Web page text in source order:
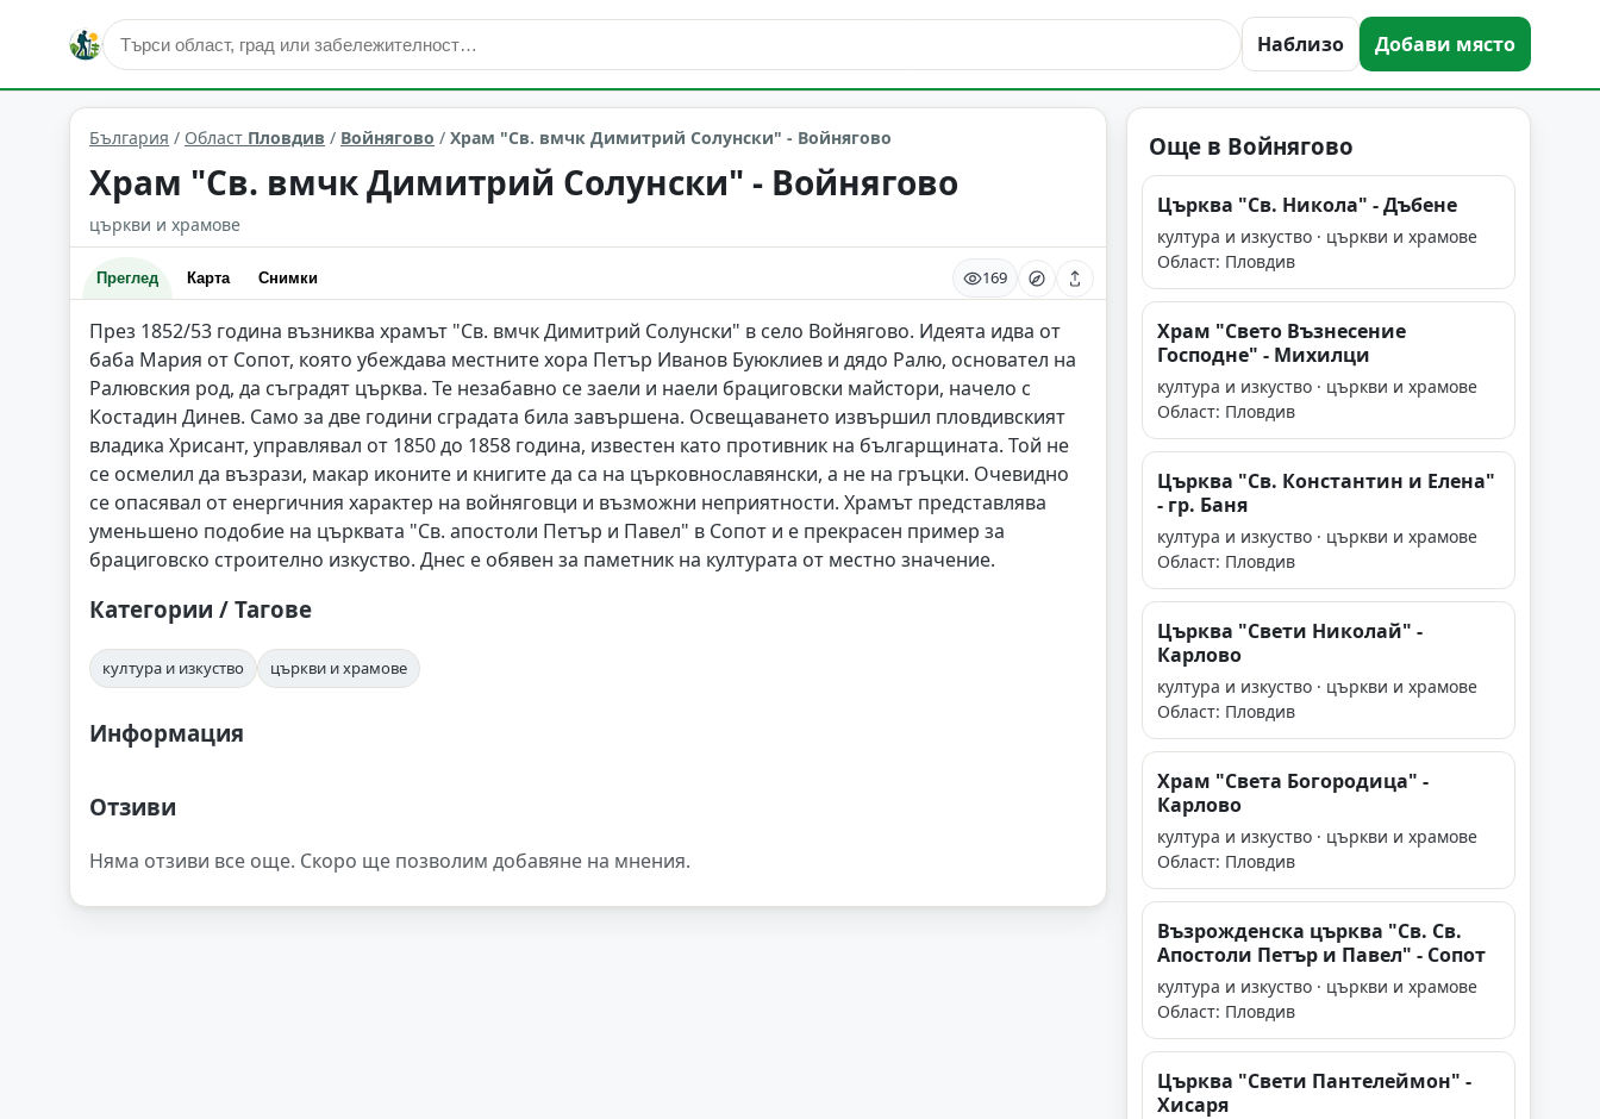
Наблизо Добави място
култура и изкуство Войнягово Област: Пловдив
България / Област Пловдив / Войнягово / Храм "Св. вмчк Димитрий Солунски" - Войнягово
Храм "Св. вмчк Димитрий Солунски" - Войнягово
църкви и храмове
Преглед Карта Снимки 169
През 1852/53 година възниква храмът "Св. вмчк Димитрий Солунски" в село Войнягово. Идеята идва от
баба Мария от Сопот, която убеждава местните хора Петър Иванов Буюклиев и дядо Ралю, основател на
Ралювския род, да съградят църква. Те незабавно се заели и наели брациговски майстори, начело с
Костадин Динев. Само за две години сградата била завършена. Освещаването извършил пловдивският
владика Хрисант, управлявал от 1850 до 1858 година, известен като противник на българщината. Той не
се осмелил да възрази, макар иконите и книгите да са на църковнославянски, а не на гръцки. Очевидно
се опасявал от енергичния характер на войняговци и възможни неприятности. Храмът представлява
уменьшено подобие на църквата "Св. апостоли Петър и Павел" в Сопот и е прекрасен пример за
брациговско строително изкуство. Днес е обявен за паметник на културата от местно значение.
Категории / Тагове
култура и изкуство църкви и храмове
Информация
Отзиви
Няма отзиви все още. Скоро ще позволим добавяне на мнения.
Още в Войнягово
Църква "Св. Никола" - Дъбене
култура и изкуство · църкви и храмове
Област: Пловдив
Храм "Свето Възнесение
Господне" - Михилци
култура и изкуство · църкви и храмове
Област: Пловдив
Църква "Св. Константин и Елена"
- гр. Баня
култура и изкуство · църкви и храмове
Област: Пловдив
Църква "Свети Николай" -
Карлово
култура и изкуство · църкви и храмове
Област: Пловдив
Храм "Света Богородица" -
Карлово
култура и изкуство · църкви и храмове
Област: Пловдив
Възрожденска църква "Св. Св.
Апостоли Петър и Павел" - Сопот
култура и изкуство · църкви и храмове
Област: Пловдив
Църква "Свети Пантелеймон" -
Хисаря